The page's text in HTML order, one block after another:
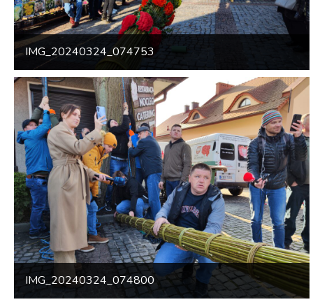
IMG_20240324_074753
IMG_20240324_074800